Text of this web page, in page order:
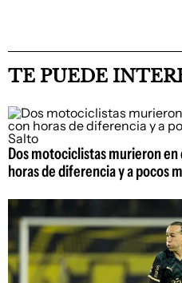
TE PUEDE
Dos motociclistas murieron
horas de diferencia y a pocos